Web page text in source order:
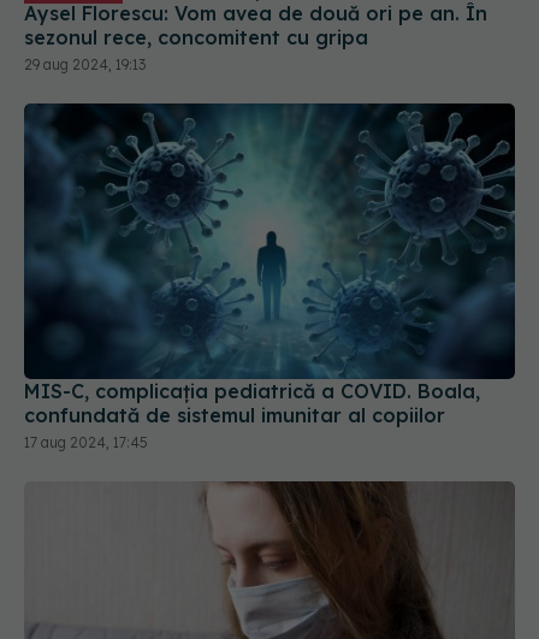
MIS-C, complicația pediatrică a COVID. Boala,
confundată de sistemul imunitar al copiilor